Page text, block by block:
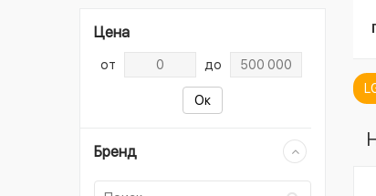
Цена
от до
Ок
Бренд